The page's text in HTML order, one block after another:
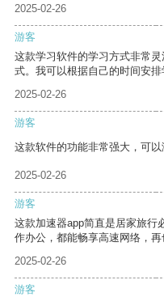
2025-02-26
游客
这款学习软件的学习方式非常
式。我可以根据自己的时间安排
2025-02-26
游客
这款软件的功能非常强大，可以
2025-02-26
游客
这款加速器app简直是居家旅行
作办公，都能畅享高速网络，再
2025-02-26
游客